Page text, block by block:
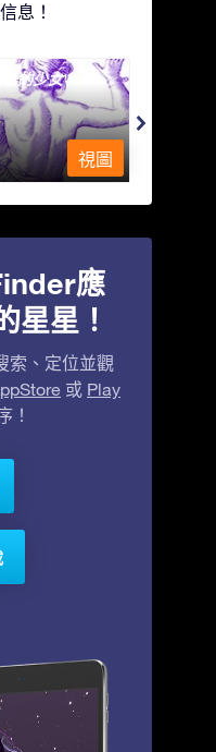
息！
的少女
視圖
應
星星！
索、定位並觀
或 Play
！